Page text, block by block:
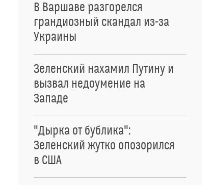
В Варшаве разгорелся
грандиозный скандал из-за
Украины
Зеленский нахамил Путину и
вызвал недоумение на
Западе
"Дырка от бублика":
Зеленский жутко опозорился
в США